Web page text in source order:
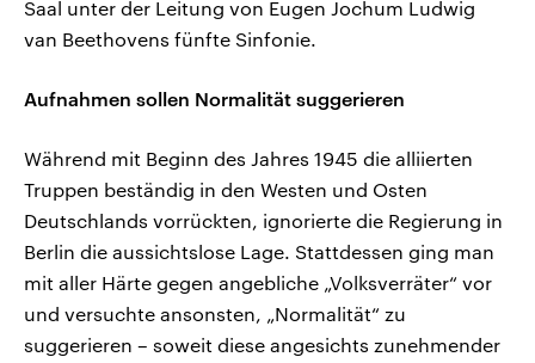
Saal unter der Leitung von Eugen Jochum Ludwig
van Beethovens fünfte Sinfonie.
Aufnahmen sollen Normalität suggerieren
Während mit Beginn des Jahres 1945 die alliierten
Truppen beständig in den Westen und Osten
Deutschlands vorrückten, ignorierte die Regierung in
Berlin die aussichtslose Lage. Stattdessen ging man
mit aller Härte gegen angebliche „Volksverräter“ vor
und versuchte ansonsten, „Normalität“ zu
suggerieren – soweit diese angesichts zunehmender